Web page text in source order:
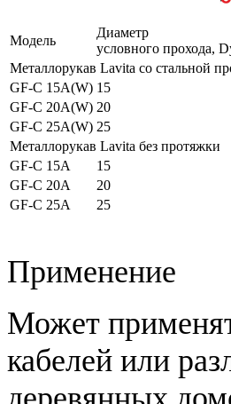
Модель
Диаметр
условного прохода,
Металлорукав Lavita со стальной
GF-C 15A(W) 15
GF-C 20A(W) 20
GF-C 25A(W) 25
Металлорукав Lavita без протяжки
GF-C 15A
15
GF-C 20A
20
GF-C 25A
25
Применение
Может
кабелей или